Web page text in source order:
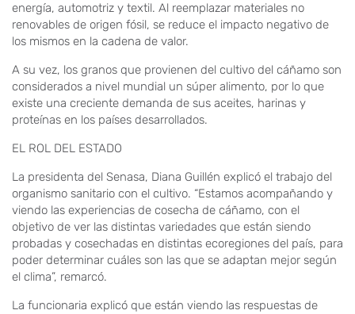
energía, automotriz y textil. Al reemplazar materiales no
renovables de origen fósil, se reduce el impacto negativo de
los mismos en la cadena de valor.
A su vez, los granos que provienen del cultivo del cáñamo son
considerados a nivel mundial un súper alimento, por lo que
existe una creciente demanda de sus aceites, harinas y
proteínas en los países desarrollados.
EL ROL DEL ESTADO
La presidenta del Senasa, Diana Guillén explicó el trabajo del
organismo sanitario con el cultivo. “Estamos acompañando y
viendo las experiencias de cosecha de cáñamo, con el
objetivo de ver las distintas variedades que están siendo
probadas y cosechadas en distintas ecoregiones del país, para
poder determinar cuáles son las que se adaptan mejor según
el clima”, remarcó.
La funcionaria explicó que están viendo las respuestas de